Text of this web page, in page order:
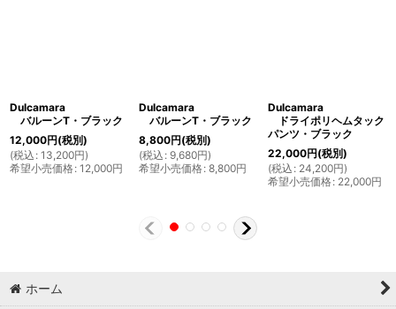
Dulcamara
バルーンT・ブラック
12,000円(税別)
(税込 : 13,200円)
希望小売価格: 12,000円
Dulcamara
バルーンT・ブラック
8,800円(税別)
(税込 : 9,680円)
希望小売価格: 8,800円
Dulcamara
ドライポリヘムタック
パンツ・ブラック
22,000円(税別)
(税込 : 24,200円)
希望小売価格: 22,000円
ホーム